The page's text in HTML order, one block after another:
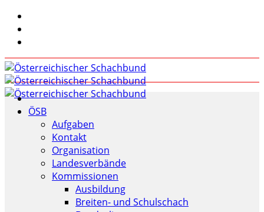
ÖSB
Aufgaben
Kontakt
Organisation
Landesverbände
Kommissionen
Ausbildung
Breiten- und Schulschach